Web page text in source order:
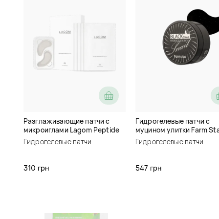
Разглаживающие патчи с
микроиглами Lagom Peptide
Micro Needle Patch
Гидрогелевые патчи
310 грн
Гидрогелевые патчи с
муцином улитки Farm
Black Snail Hydrogel Eye
Гидрогелевые патчи
547 грн